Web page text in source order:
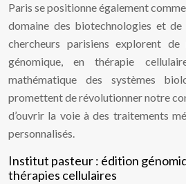
Paris se positionne également
domaine des biotechnologies et de
chercheurs parisiens explorent
génomique, en thérapie
mathématique des systèmes
promettent de révolutionner notre
d’ouvrir la voie à des traitements
personnalisés.
Institut pasteur : édition
thérapies cellulaires